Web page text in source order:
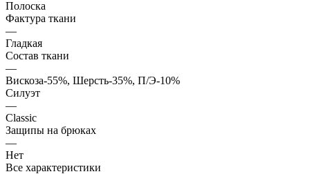
Полоска
Фактура ткани
—
Гладкая
Состав ткани
—
Вискоза-55%, Шерсть-35%, П/Э-10%
Силуэт
—
Classic
Защипы на брюках
—
Нет
Все характеристики